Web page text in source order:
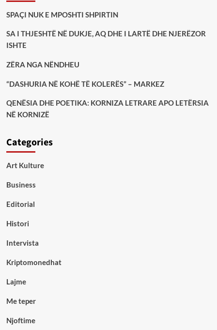
SPAÇI NUK E MPOSHTI SHPIRTIN
SA I THJESHTË NË DUKJE, AQ DHE I LARTË DHE NJERËZOR
ISHTE
ZËRA NGA NËNDHEU
“DASHURIA NË KOHË TË KOLERËS” – MARKEZ
QENËSIA DHE POETIKA: KORNIZA LETRARE APO LETËRSIA
NË KORNIZË
Categories
Art Kulture
Business
Editorial
Histori
Intervista
Kriptomonedhat
Lajme
Me teper
Njoftime